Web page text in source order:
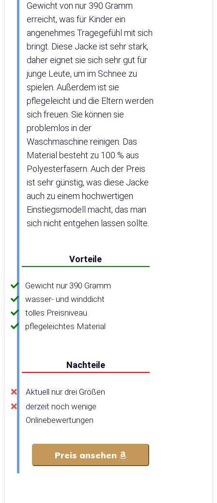
Gewicht von nur 390 Gramm
erreicht, was für Kinder ein
angenehmes Tragegefühl mit sich
bringt. Diese Jacke ist sehr stark,
daher eignet sie sich sehr gut für
junge Leute, um im Schnee zu
spielen. Außerdem ist sie
pflegeleicht und die Eltern werden
sich freuen. Sie können sie
problemlos in der
Waschmaschine reinigen. Das
Material besteht zu 100 % aus
Polyesterfasern. Auch der Preis
ist sehr günstig, was diese Jacke
auch zu einem hochwertigen
Einstiegsmodell macht, das man
sich nicht entgehen lassen sollte.
Vorteile
Gewicht nur 390 Gramm
wasser- und winddicht
tolles Preisniveau
pflegeleichtes Material
Nachteile
Aktuell nur drei Größen
derzeit noch wenige
Onlinebewertungen
Preis ansehen